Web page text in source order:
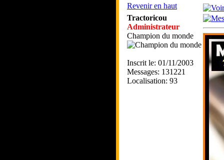
Revenir en haut
Tractoricou
Administrateur
Champion du monde
Inscrit le: 01/11/2003
Messages: 131221
Localisation: 93